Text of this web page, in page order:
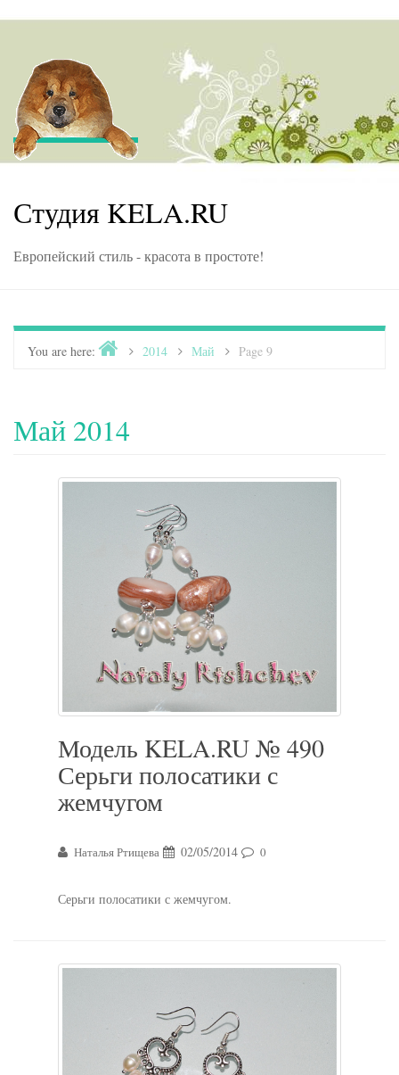
Студия KELA.RU
Европейский стиль - красота в простоте!
You are here: Home2014 Май Page 9
Май 2014
Модель KELA.RU № 490
Серьги полосатики с
жемчугом
Наталья Ртищева 02/05/2014 0
Серьги полосатики с жемчугом.